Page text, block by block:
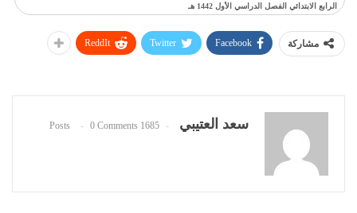
الرابع الابتدائي الفصل الدراسي الأول 1442 هـ
مشاركة Facebook
Twitter
ReddIt
سعد العتيبي 1685 Posts
0 Comments